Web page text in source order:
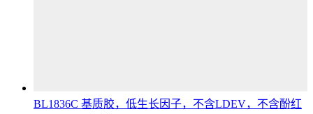
BL1836C 基质胶，低生长因子，不含LDEV，不含酚红